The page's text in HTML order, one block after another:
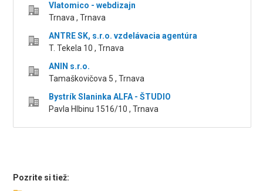
Vlatomico - webdizajn
Trnava , Trnava
ANTRE SK, s.r.o. vzdelávacia agentúra
T. Tekela 10 , Trnava
ANIN s.r.o.
Tamaškovičova 5 , Trnava
Bystrík Slaninka ALFA - ŠTUDIO
Pavla Hlbinu 1516/10 , Trnava
Pozrite si tiež: